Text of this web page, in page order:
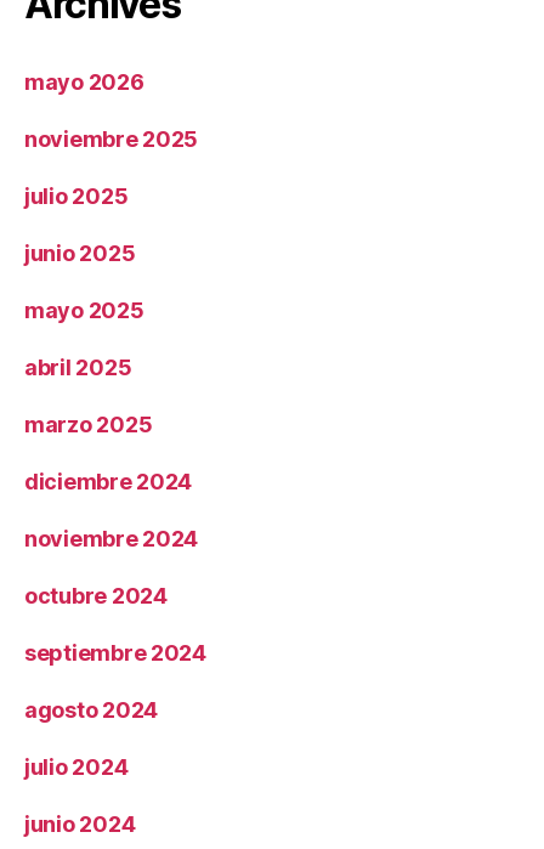
mayo 2026
noviembre 2025
julio 2025
junio 2025
mayo 2025
abril 2025
marzo 2025
diciembre 2024
noviembre 2024
octubre 2024
septiembre 2024
agosto 2024
julio 2024
junio 2024